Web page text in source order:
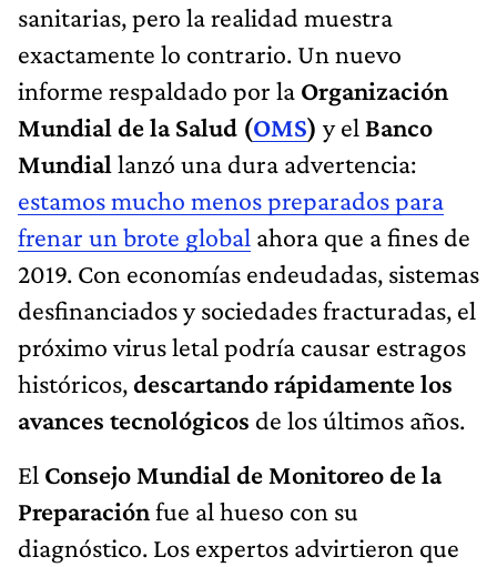
sanitarias, pero la realidad muestra
exactamente lo contrario. Un nuevo
informe respaldado por la Organización
Mundial de la Salud (OMS) y el Banco
Mundial lanzó una dura advertencia:
estamos mucho menos preparados para
frenar un brote global ahora que a fines de
2019. Con economías endeudadas, sistemas
desfinanciados y sociedades fracturadas, el
próximo virus letal podría causar estragos
históricos,descartando rápidamente los
avances tecnológicos de los últimos años.
El Consejo Mundial de Monitoreo de la
Preparaciónfue al hueso con su
diagnóstico. Los expertos advirtieron que